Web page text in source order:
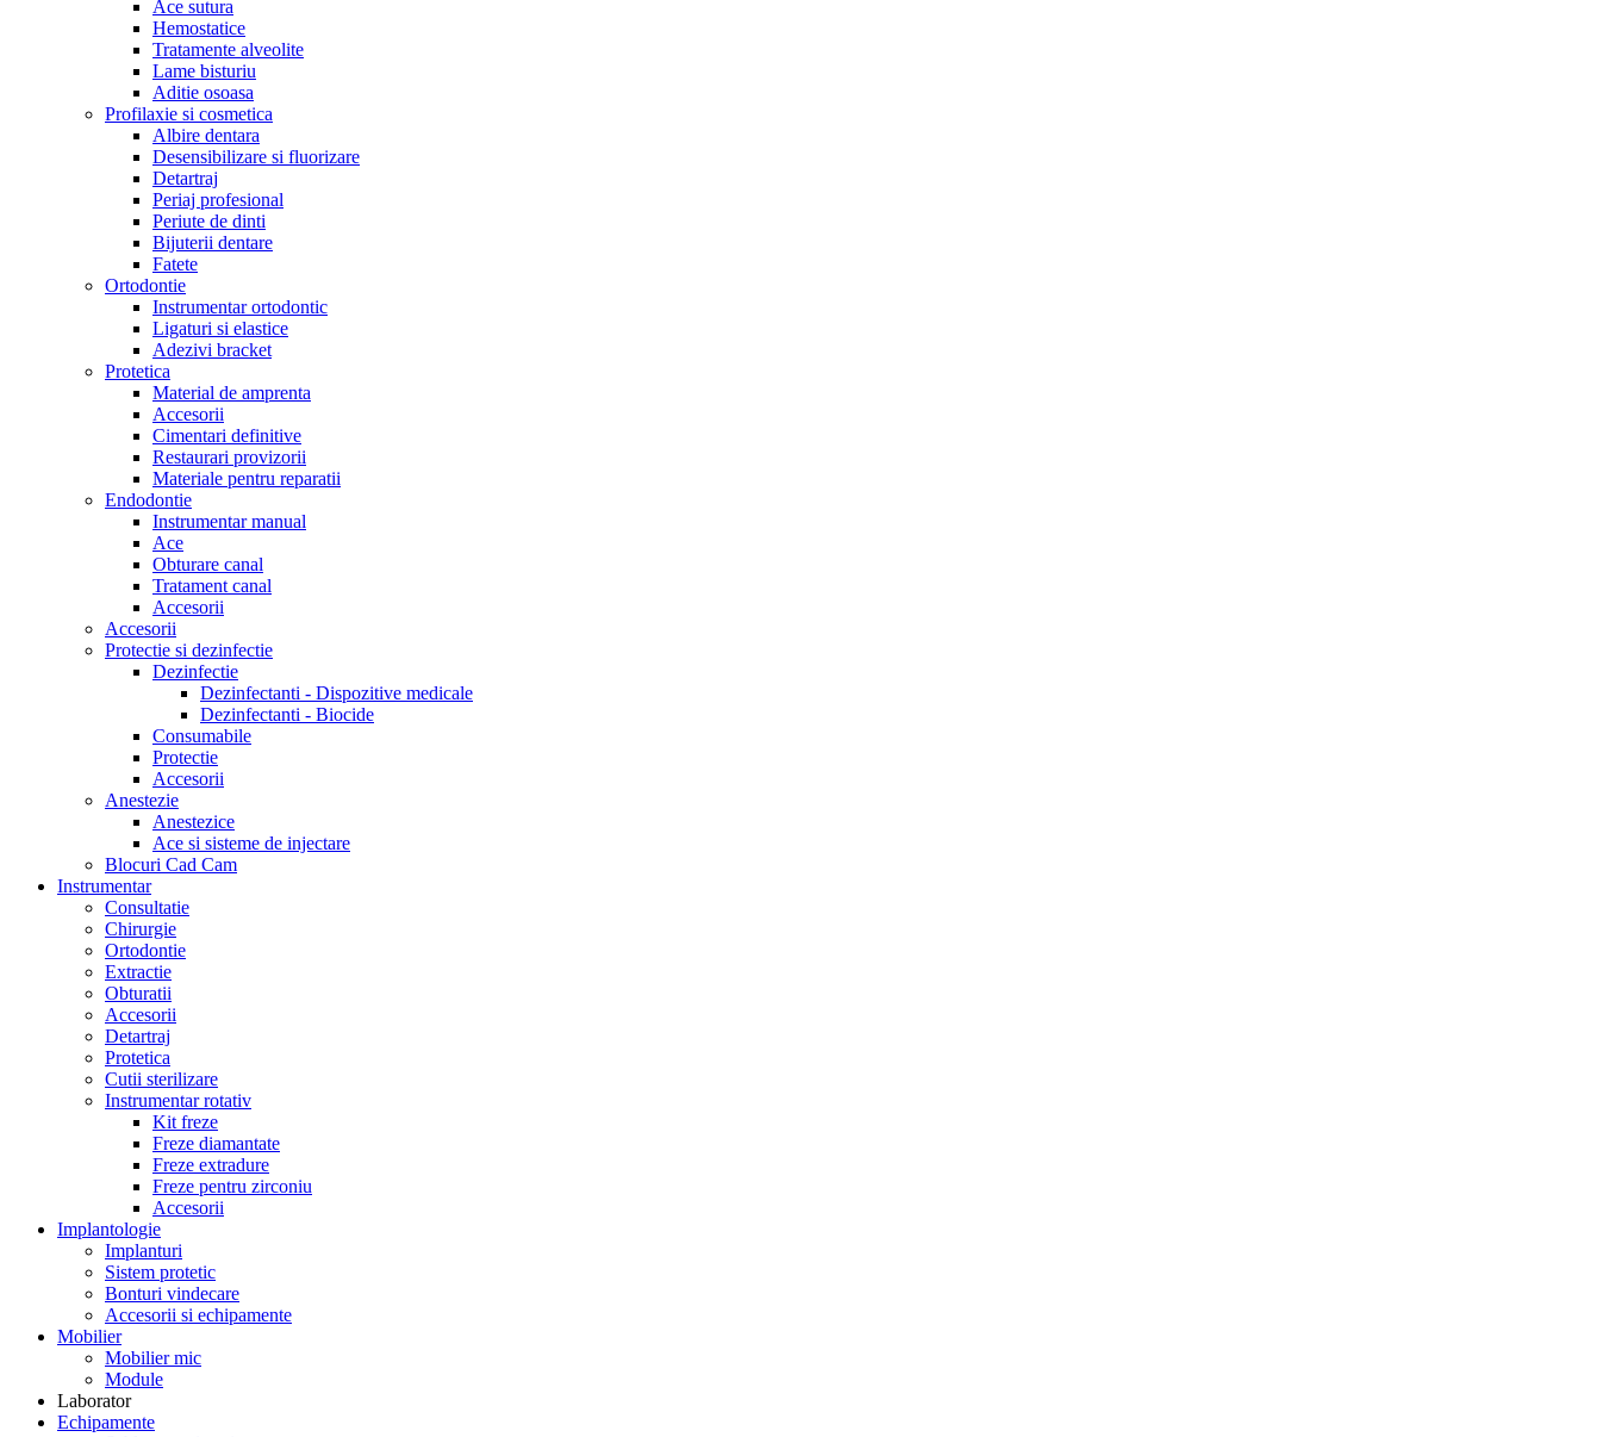
Ace sutura
Hemostatice
Tratamente alveolite
Lame bisturiu
Aditie osoasa
Profilaxie si cosmetica
Albire dentara
Desensibilizare si fluorizare
Detartraj
Periaj profesional
Periute de dinti
Bijuterii dentare
Fatete
Ortodontie
Instrumentar ortodontic
Ligaturi si elastice
Adezivi bracket
Protetica
Material de amprenta
Accesorii
Cimentari definitive
Restaurari provizorii
Materiale pentru reparatii
Endodontie
Instrumentar manual
Ace
Obturare canal
Tratament canal
Accesorii
Accesorii
Protectie si dezinfectie
Dezinfectie
Dezinfectanti - Dispozitive medicale
Dezinfectanti - Biocide
Consumabile
Protectie
Accesorii
Anestezie
Anestezice
Ace si sisteme de injectare
Blocuri Cad Cam
Instrumentar
Consultatie
Chirurgie
Ortodontie
Extractie
Obturatii
Accesorii
Detartraj
Protetica
Cutii sterilizare
Instrumentar rotativ
Kit freze
Freze diamantate
Freze extradure
Freze pentru zirconiu
Accesorii
Implantologie
Implanturi
Sistem protetic
Bonturi vindecare
Accesorii si echipamente
Mobilier
Mobilier mic
Module
Laborator
Echipamente